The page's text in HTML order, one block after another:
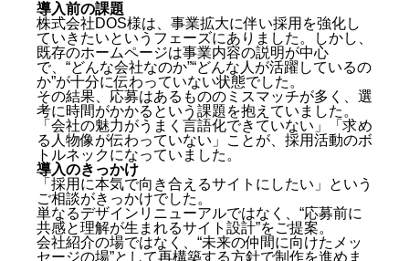
導入前の課題
株式会社DOS様は、事業拡大に伴い採用を強化し
ていきたいというフェーズにありました。しかし、
既存のホームページは事業内容の説明が中心
で、“どんな会社なのか”“どんな人が活躍しているの
か”が十分に伝わっていない状態でした。
その結果、応募はあるもののミスマッチが多く、選
考に時間がかかるという課題を抱えていました。
「会社の魅力がうまく言語化できていない」「求め
る人物像が伝わっていない」ことが、採用活動のボ
トルネックになっていました。
導入のきっかけ
「採用に本気で向き合えるサイトにしたい」という
ご相談がきっかけでした。
単なるデザインリニューアルではなく、“応募前に
共感と理解が生まれるサイト設計”をご提案。
会社紹介の場ではなく、“未来の仲間に向けたメッ
セージの場”として再構築する方針で制作を進めま